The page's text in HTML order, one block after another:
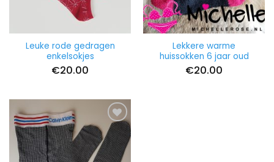
Leuke rode gedragen
enkelsokjes
€20.00
Lekkere warme
huissokken 6 jaar oud
€20.00